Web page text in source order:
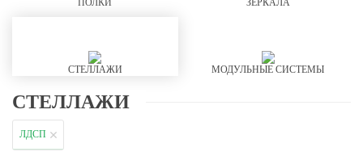
ПОЛКИ ЗЕРКАЛА
СТЕЛЛАЖИ МОДУЛЬНЫЕ СИСТЕМЫ
СТЕЛЛАЖИ
ЛДСП